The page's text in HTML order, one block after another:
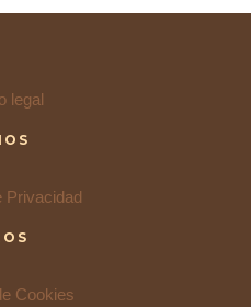
legal
Privacidad
Cookies